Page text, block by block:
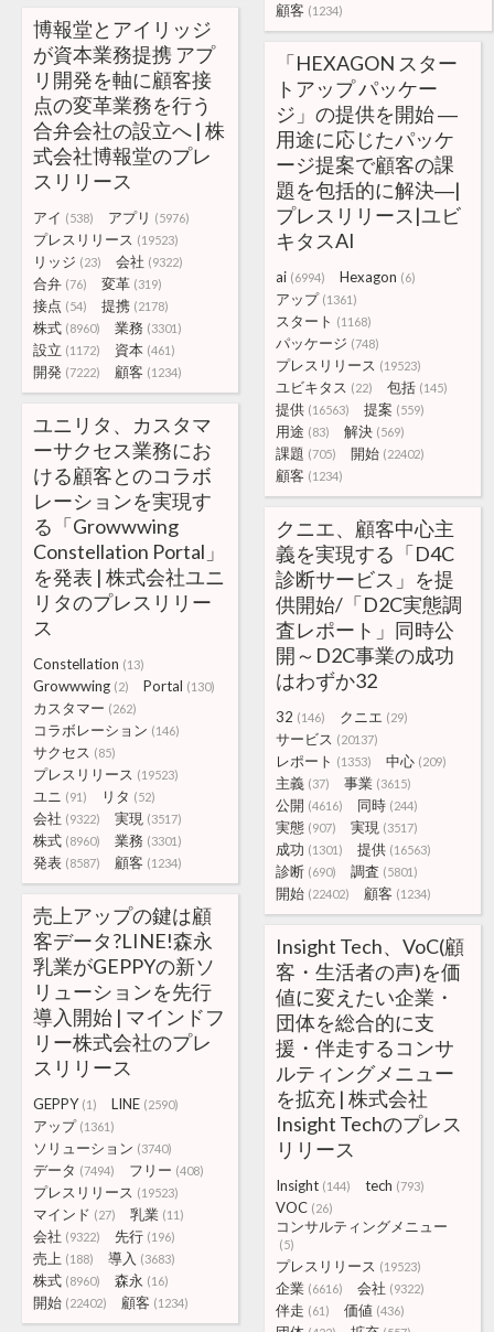
顧客 (1234)
博報堂とアイリッジ
が資本業務提携 アプ
リ開発を軸に顧客接
点の変革業務を行う
合弁会社の設立へ | 株
式会社博報堂のプレ
スリリース
アイ (538) アプリ (5976)
プレスリリース (19523)
リッジ (23) 会社 (9322)
合弁 (76) 変革 (319)
接点 (54) 提携 (2178)
株式 (8960) 業務 (3301)
設立 (1172) 資本 (461)
開発 (7222) 顧客 (1234)
「HEXAGON スター
トアップ パッケー
ジ」の提供を開始 ―
用途に応じたパッケ
ージ提案で顧客の課
題を包括的に解決―|
プレスリリース|ユビ
キタスAI
ai (6994) Hexagon (6)
アップ (1361)
スタート (1168)
パッケージ (748)
プレスリリース (19523)
ユビキタス (22) 包括 (145)
提供 (16563) 提案 (559)
用途 (83) 解決 (569)
課題 (705) 開始 (22402)
顧客 (1234)
ユニリタ、カスタマ
ーサクセス業務にお
ける顧客とのコラボ
レーションを実現す
る「Growwwing
Constellation Portal」
を発表 | 株式会社ユニ
リタのプレスリリー
ス
Constellation (13)
Growwwing (2) Portal (130)
カスタマー (262)
コラボレーション (146)
サクセス (85)
プレスリリース (19523)
ユニ (91) リタ (52)
会社 (9322) 実現 (3517)
株式 (8960) 業務 (3301)
発表 (8587) 顧客 (1234)
クニエ、顧客中心主
義を実現する「D4C
診断サービス」を提
供開始/「D2C実態調
査レポート」同時公
開～D2C事業の成功
はわずか32
32 (146) クニエ (29)
サービス (20137)
レポート (1353) 中心 (209)
主義 (37) 事業 (3615)
公開 (4616) 同時 (244)
実態 (907) 実現 (3517)
成功 (1301) 提供 (16563)
診断 (690) 調査 (5801)
開始 (22402) 顧客 (1234)
売上アップの鍵は顧
客データ?LINE!森永
乳業がGEPPYの新ソ
リューションを先行
導入開始 | マインドフ
リー株式会社のプレ
スリリース
GEPPY (1) LINE (2590)
アップ (1361)
ソリューション (3740)
データ (7494) フリー (408)
プレスリリース (19523)
マインド (27) 乳業 (11)
会社 (9322) 先行 (196)
売上 (188) 導入 (3683)
株式 (8960) 森永 (16)
開始 (22402) 顧客 (1234)
Insight Tech、VoC(顧
客・生活者の声)を価
値に変えたい企業・
団体を総合的に支
援・伴走するコンサ
ルティングメニュー
を拡充 | 株式会社
Insight Techのプレス
リリース
Insight (144) tech (793)
VOC (26)
コンサルティングメニュー
(5)
プレスリリース (19523)
企業 (6616) 会社 (9322)
伴走 (61) 価値 (436)